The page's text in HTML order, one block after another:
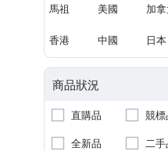
馬祖 美國 加
香港 中國 日本
商品狀況
直購品
競標
全新品
二手